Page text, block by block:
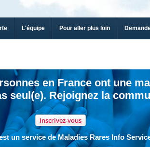
L'équipe Pour aller plus loin
en France ont une
seul(e). Rejoignez la
Inscrivez-vous
un service de Maladies Rares Info